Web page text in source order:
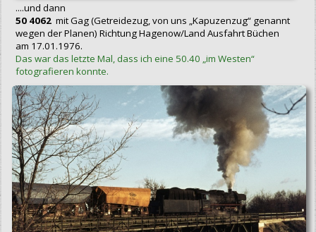
....und dann
50 4062mit Gag (Getreidezug, von uns „Kapuzenzug“ genannt
wegen der Planen) Richtung Hagenow/Land Ausfahrt Büchen
am 17.01.1976.
Das war das letzte Mal, dass ich eine 50.40 „im Westen“
fotografieren konnte.